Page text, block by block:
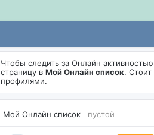
Чтобы следить за Онлайн
страницу в Мой Онлайн список.
профилями.
Мой Онлайн список пустой